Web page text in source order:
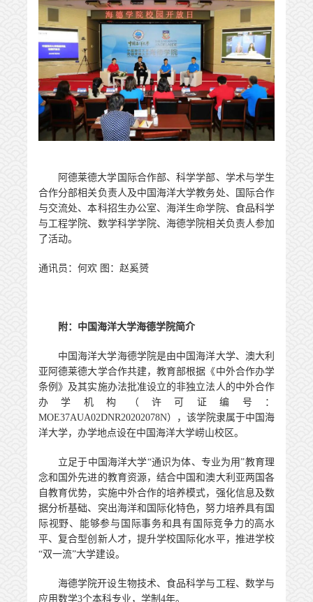
阿德莱德大学国际合作部、科学学部、学术与学生
合作分部相关负责人及中国海洋大学教务处、国际合作
与交流处、本科招生办公室、海洋生命学院、食品科学
与工程学院、数学科学学院、海德学院相关负责人参加
了活动。
通讯员：何欢 图：赵奚赟
附：中国海洋大学海德学院简介
中国海洋大学海德学院是由中国海洋大学、澳大利
亚阿德莱德大学合作共建，教育部根据《中外合作办学
条例》及其实施办法批准设立的非独立法人的中外合作
办学机构（许可证编号：
MOE37AUA02DNR20202078N），该学院隶属于中国海
洋大学，办学地点设在中国海洋大学崂山校区。
立足于中国海洋大学“通识为体、专业为用”教育理
念和国外先进的教育资源，结合中国和澳大利亚两国各
自教育优势，实施中外合作的培养模式，强化信息及数
据分析基础、突出海洋和国际化特色，努力培养具有国
际视野、能够参与国际事务和具有国际竞争力的高水
平、复合型创新人才，提升学校国际化水平，推进学校
“双一流”大学建设。
海德学院开设生物技术、食品科学与工程、数学与
应用数学3个本科专业，学制 4年。